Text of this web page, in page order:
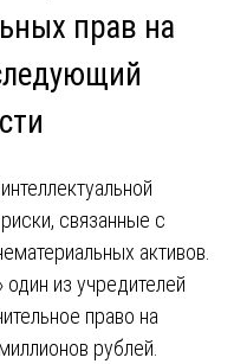
прав на
связанные с
активов.
из учредителей
право на
рублей.